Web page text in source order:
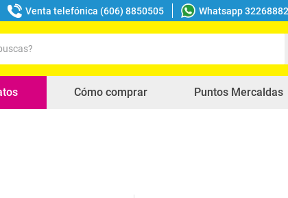
Venta telefónica (606) 8850505 Whatsapp
Cómo comprar Puntos Mercaldas
buscados